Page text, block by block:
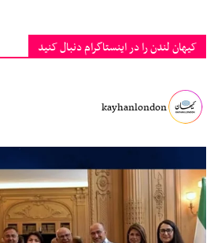
کیهان لندن را در اینستاگرام دنبال کنید
kayhanlondon